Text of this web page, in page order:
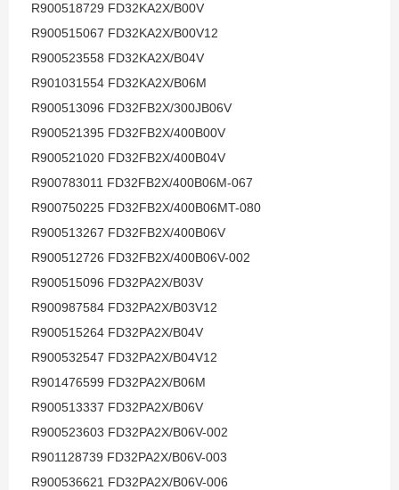
R900518729 FD32KA2X/B00V
R900515067 FD32KA2X/B00V12
R900523558 FD32KA2X/B04V
R901031554 FD32KA2X/B06M
R900513096 FD32FB2X/300JB06V
R900521395 FD32FB2X/400B00V
R900521020 FD32FB2X/400B04V
R900783011 FD32FB2X/400B06M-067
R900750225 FD32FB2X/400B06MT-080
R900513267 FD32FB2X/400B06V
R900512726 FD32FB2X/400B06V-002
R900515096 FD32PA2X/B03V
R900987584 FD32PA2X/B03V12
R900515264 FD32PA2X/B04V
R900532547 FD32PA2X/B04V12
R901476599 FD32PA2X/B06M
R900513337 FD32PA2X/B06V
R900523603 FD32PA2X/B06V-002
R901128739 FD32PA2X/B06V-003
R900536621 FD32PA2X/B06V-006